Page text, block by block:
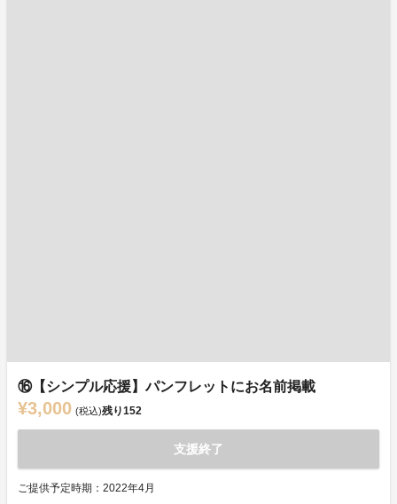
⑯【シンプル応援】パンフレットにお名前掲載
¥3,000 (税込)残り152
支援終了
ご提供予定時期：2022年4月